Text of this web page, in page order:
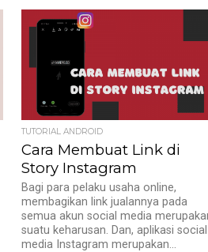
TUTORIAL ANDROID
Cara Membuat Link di
Story Instagram
Bagi para pelaku usaha online,
membagikan link jualannya pada
semua akun social media
suatu keharusan. Dan, aplikasi social
media Instagram merupakan...